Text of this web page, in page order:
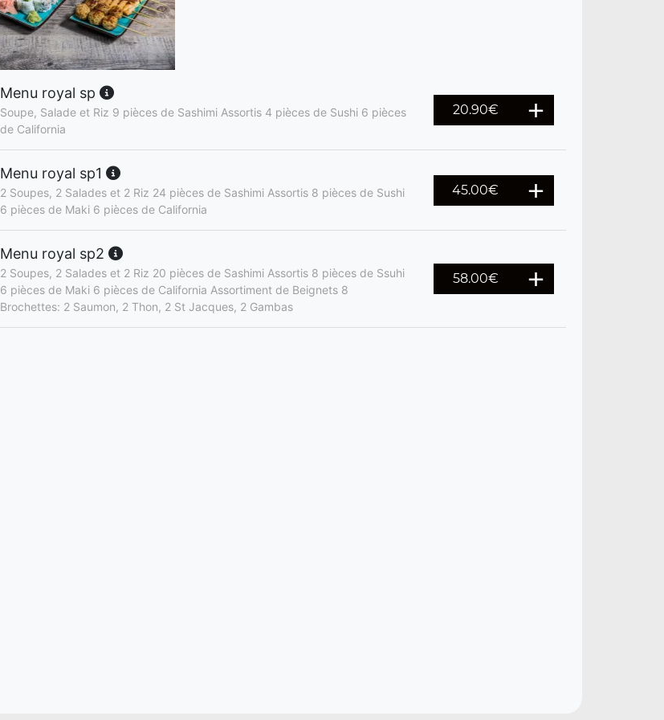
Menu royal sp
Soupe, Salade et Riz 9 pièces de Sashimi Assortis 4 pièces de Sushi 6 pièces
de California
20.90€
Menu royal sp1
2 Soupes, 2 Salades et 2 Riz 24 pièces de Sashimi Assortis 8 pièces de Sushi
6 pièces de Maki 6 pièces de California
45.00€
Menu royal sp2
2 Soupes, 2 Salades et 2 Riz 20 pièces de Sashimi Assortis 8 pièces de Ssuhi
6 pièces de Maki 6 pièces de California Assortiment de Beignets 8
Brochettes: 2 Saumon, 2 Thon, 2 St Jacques, 2 Gambas
58.00€